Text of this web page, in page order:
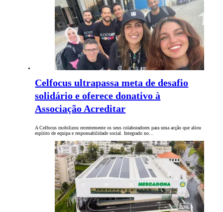
Celfocus ultrapassa meta de desafio
solidário e oferece donativo à
Associação Acreditar
A Celfocus mobilizou recentemente os seus colaboradores para uma acção que aliou
espírito de equipa e responsabilidade social. Integrado no…